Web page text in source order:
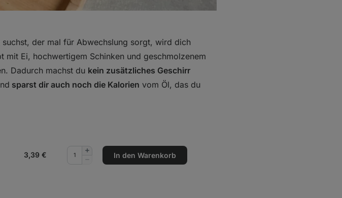
suchst, der mal für Abwechslung sorgt, wird dich
mit Ei, hochwertigem Schinken und geschmolzenem
Dadurch machst du kein zusätzliches Geschirr
sparst dir auch noch die Kalorien vom Öl, das du
3,39 €
entfernen
Menge
hinzufügenIn den Warenkorb